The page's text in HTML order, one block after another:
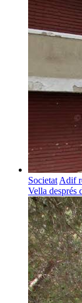
Societat Adif
Vella després